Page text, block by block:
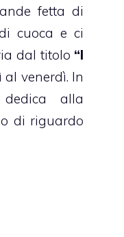
fetta di
cuoca e ci
dal titolo “I
venerdì. In
alla
di riguardo